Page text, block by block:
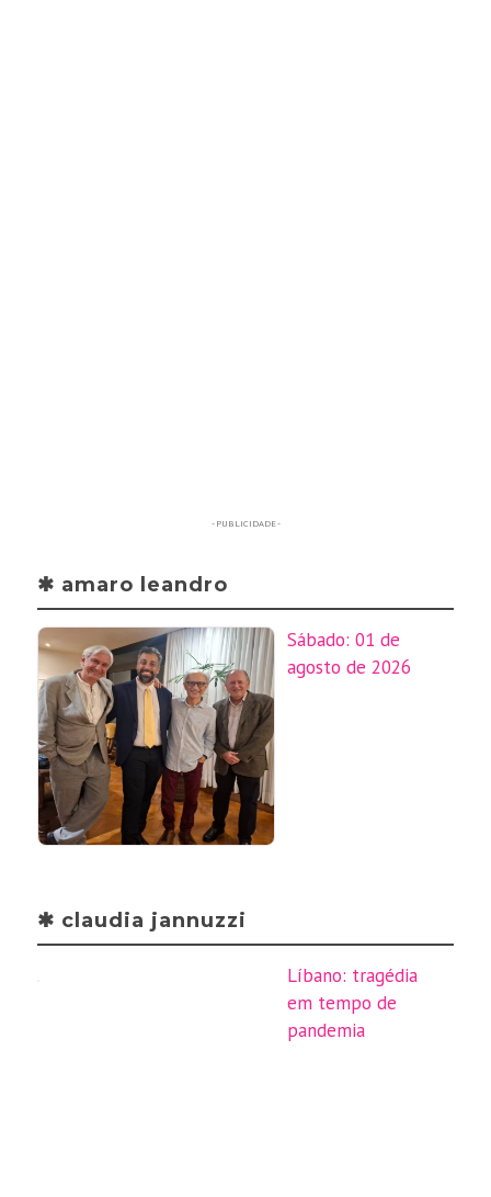
- PUBLICIDADE -
✱ amaro leandro
Sábado: 01 de
agosto de 2026
✱ claudia jannuzzi
Líbano: tragédia
em tempo de
pandemia